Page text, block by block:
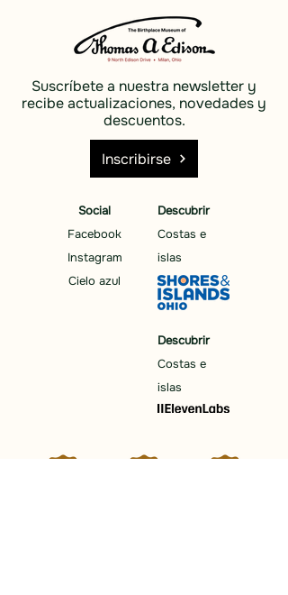
Suscríbete a nuestra newsletter y
recibe actualizaciones, novedades y
descuentos.
Inscribirse
Social
Facebook
Instagram
Cielo azul
Descubrir
Costas e
islas
Descubrir
Costas e
islas